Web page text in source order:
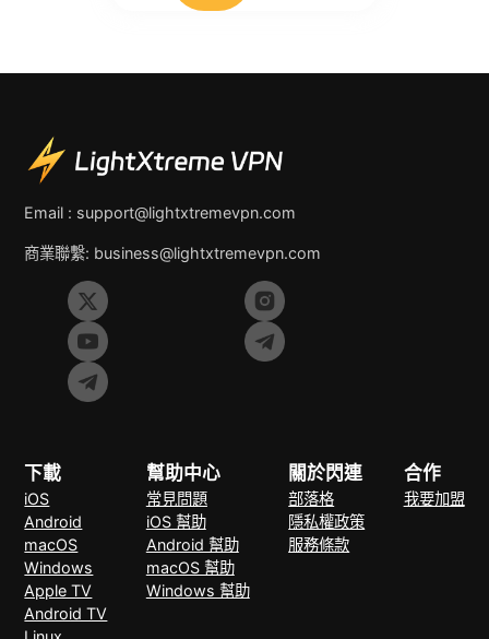
Email : support@lightxtremevpn.com
商業聯繫: business@lightxtremevpn.com
下載
iOS
Android
macOS
Windows
Apple TV
Android TV
幫助中心
常見問題
iOS 幫助
Android 幫助
macOS 幫助
Windows 幫助
關於閃連
部落格
隱私權政策
服務條款
合作
我要加盟